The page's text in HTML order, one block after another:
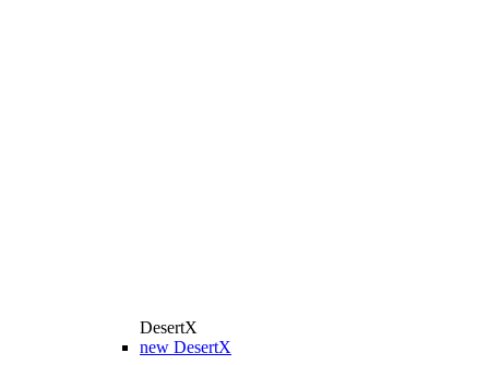
DesertX
new DesertX